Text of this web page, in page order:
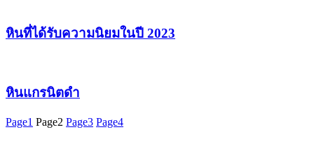
หินที่ได้รับความนิยมในปี 2023
หินแกรนิตดำ
Page1 Page2 Page3 Page4